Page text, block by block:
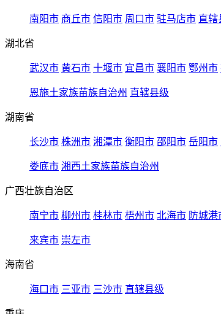
南阳市 商丘市 信阳市 周口市 驻马店市 直辖
湖北省
武汉市 黄石市 十堰市 宜昌市 襄阳市 鄂州市
恩施土家族苗族自治州 直辖县级
湖南省
长沙市 株洲市 湘潭市 衡阳市 邵阳市 岳阳市
娄底市 湘西土家族苗族自治州
广西壮族自治区
南宁市 柳州市 桂林市 梧州市 北海市 防城港
来宾市 崇左市
海南省
海口市 三亚市 三沙市 直辖县级